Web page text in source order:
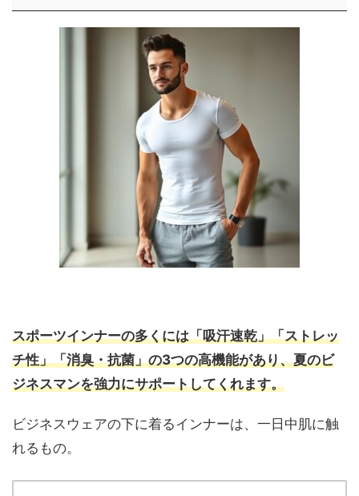
スポーツインナーの多くには「吸汗速乾」「ストレッ
チ性」「消臭・抗菌」の3つの高機能があり、夏のビ
ジネスマンを強力にサポートしてくれます。
ビジネスウェアの下に着るインナーは、一日中肌に触
れるもの。